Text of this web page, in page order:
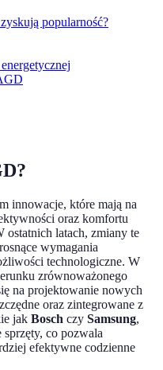
popularność?
innowacje, które mają na
oraz komfortu
latach, zmiany te
wymagania
technologiczne. W
zrównoważonego
na projektowanie nowych
oraz zintegrowane z
jak Bosch czy Samsung,
co pozwala
efektywne codzienne